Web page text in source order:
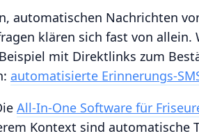
automatischen Nachrichten
klären sich fast von
mit Direktlinks zum
automatisierte Erinnerungs-
All‑In‑One Software für
Kontext sind automatische